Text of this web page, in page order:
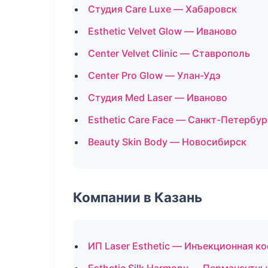
Студия Care Luxe — Хабаровск
Esthetic Velvet Glow — Иваново
Center Velvet Clinic — Ставрополь
Center Pro Glow — Улан-Удэ
Студия Med Laser — Иваново
Esthetic Care Face — Санкт-
Beauty Skin Body — Новосибирск
Компании в Казань
ИП Laser Esthetic — Инъекционная